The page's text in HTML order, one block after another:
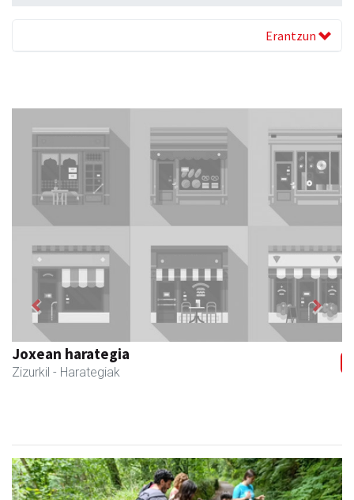
Erantzun
Joxean harategia
Zizurkil - Harategiak
Previous Next